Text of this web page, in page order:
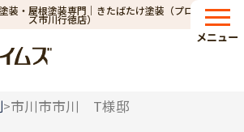
装・屋根塗装専門｜きたばたけ塗装（プロタイム
ズ市川行徳店）
メニュー
>市川市市川 T様邸